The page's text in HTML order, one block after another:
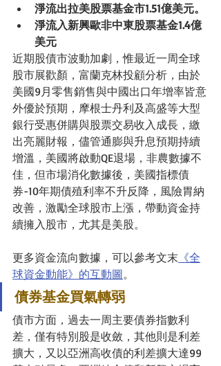
淨流出拉美股票基金市1.51億美元。
淨流入新興歐非中東股票基金1.4億
美元
近期股債市波動加劇，惟最近一周全球
股市展歡顏，富蘭克林投顧分析，由於
美國9月零售銷售與中國出口年增率皆意
外優於預期，摩根士丹利及高盛等大型
銀行受惠併購與股票交易收入成長，繳
出亮麗財報，儘管通膨與升息預期持續
增溫，美國將啟動QE退場，非農數據不
佳，但市場消化數據後，美國指標債
券-10年期債殖利率不升反降，風險胃納
改善，激勵全球股市上漲，帶動資金持
續擁入股市，尤其是美股。
更多資金流向數據，可以參考文末 《全
球資金動能》的互動圖。
債券基金買氣轉弱
債市方面，過去一周主要債券指數利
差，僅有特別股是收斂，其他則是利差
擴大，又以亞洲高收債的利差擴大達99